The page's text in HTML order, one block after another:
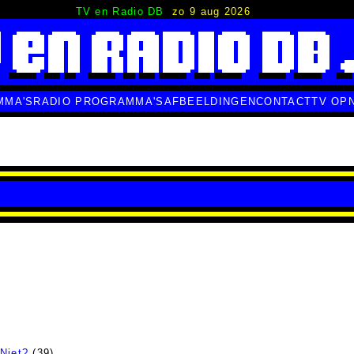
TV en Radio DB zo 9 aug 2026
RADIO PROGRAMMA'S AFBEELDINGENCONTACTTV